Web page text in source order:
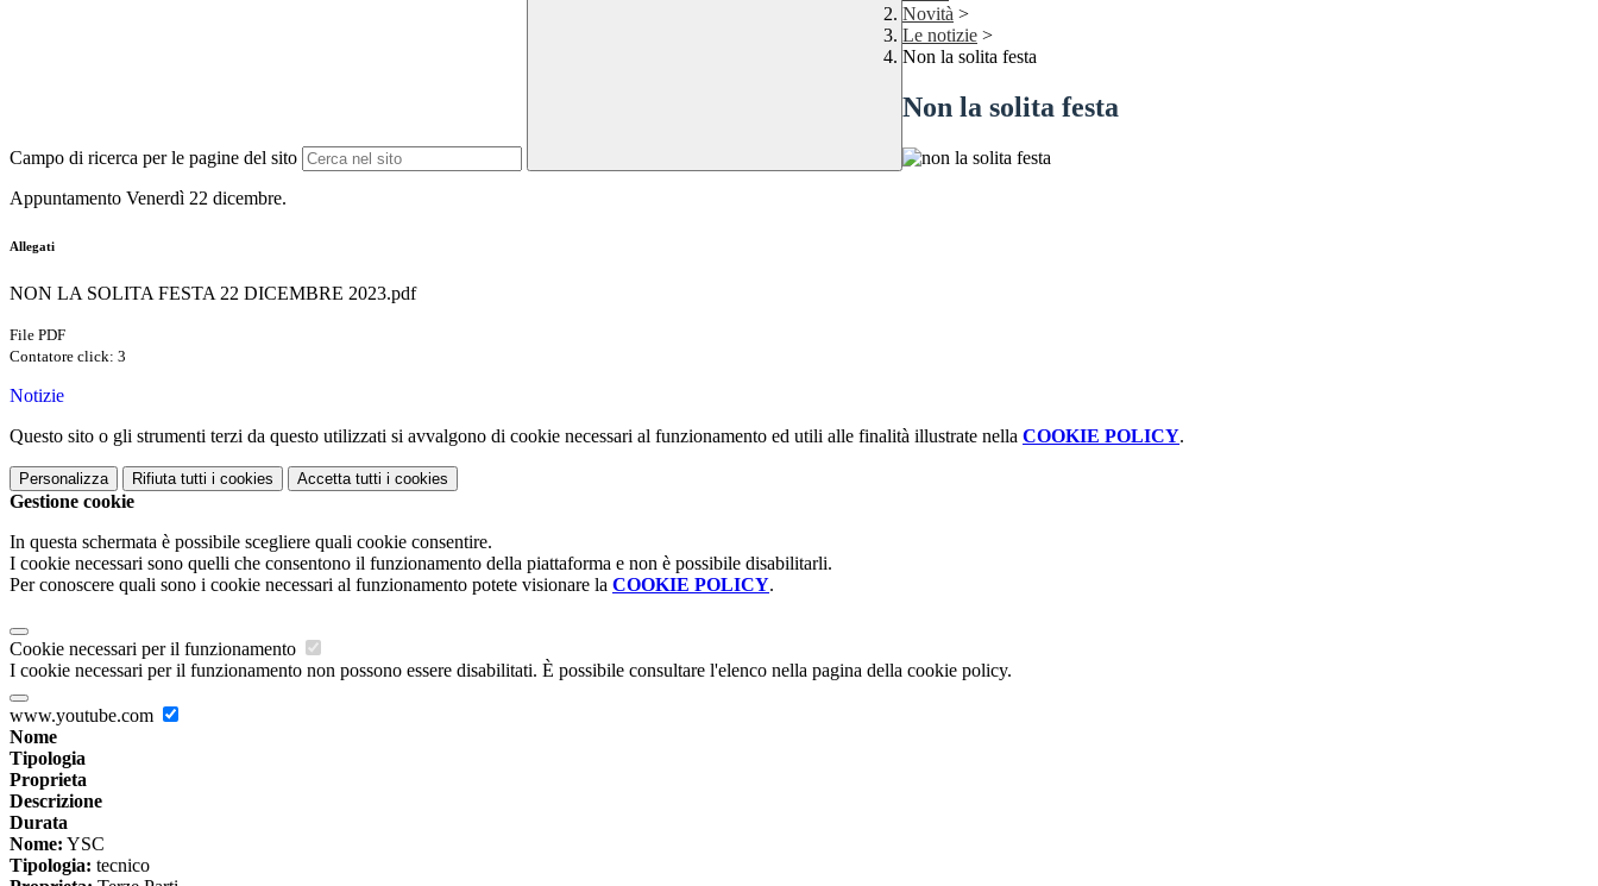
Campo di ricerca per le pagine del sito
Novità >
Le notizie >
Non la solita festa
Non la solita festa
Appuntamento Venerdì 22 dicembre.
Allegati
NON LA SOLITA FESTA 22 DICEMBRE 2023.pdf
File PDF
Contatore click: 3
Notizie
Questo sito o gli strumenti terzi da questo utilizzati si avvalgono di cookie necessari al funzionamento ed utili alle finalità illustrate nella COOKIE POLICY.
Personalizza Rifiuta tutti i cookies Accetta tutti i cookies
Gestione cookie
In questa schermata è possibile scegliere quali cookie consentire.
I cookie necessari sono quelli che consentono il funzionamento della piattaforma e non è possibile disabilitarli.
Per conoscere quali sono i cookie necessari al funzionamento potete visionare la COOKIE POLICY.
Cookie necessari per il funzionamento
I cookie necessari per il funzionamento non possono essere disabilitati. È possibile consultare l'elenco nella pagina della cookie policy.
www.youtube.com
Nome
Tipologia
Proprieta
Descrizione
Durata
Nome: YSC
Tipologia: tecnico